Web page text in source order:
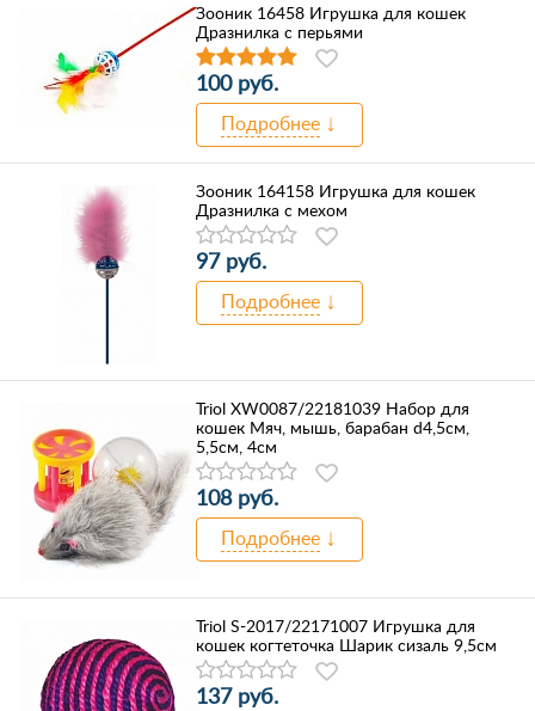
Зооник 16458 Игрушка для кошек
Дразнилка с перьями
100 руб.
Подробнее
Зооник 164158 Игрушка для кошек
Дразнилка с мехом
97 руб.
Подробнее
Triol XW0087/22181039 Набор для
кошек Мяч, мышь, барабан d4,5см,
5,5см, 4см
108 руб.
Подробнее
Triol S-2017/22171007 Игрушка для
кошек когтеточка Шарик сизаль 9,5см
137 руб.